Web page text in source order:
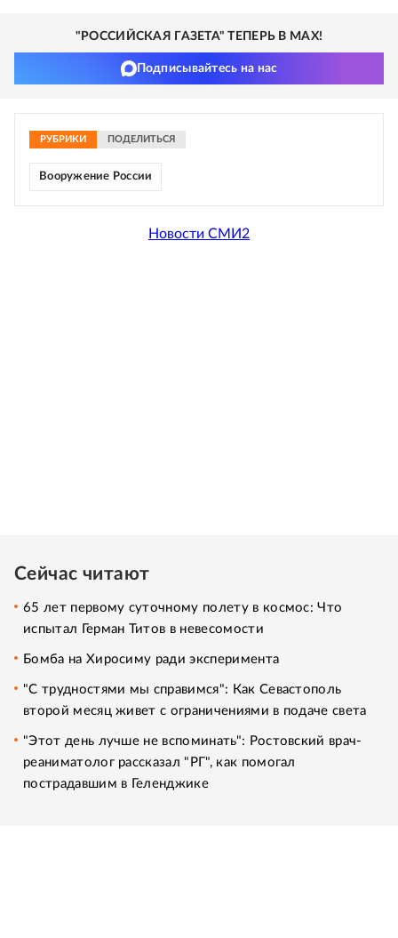
"РОССИЙСКАЯ ГАЗЕТА" ТЕПЕРЬ В MAX!
Подписывайтесь на нас
РУБРИКИ ПОДЕЛИТЬСЯ
Вооружение России
Новости СМИ2
Сейчас читают
65 лет первому суточному полету в космос: Что
испытал Герман Титов в невесомости
Бомба на Хиросиму ради эксперимента
"С трудностями мы справимся": Как Севастополь
второй месяц живет с ограничениями в подаче света
"Этот день лучше не вспоминать": Ростовский врач-
реаниматолог рассказал "РГ", как помогал
пострадавшим в Геленджике